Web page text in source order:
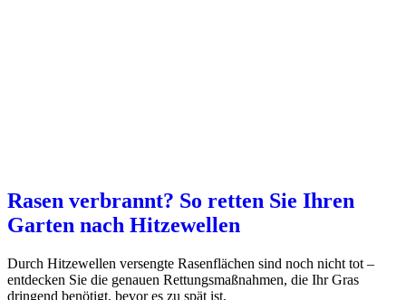
Rasen verbrannt? So retten Sie Ihren
Garten nach Hitzewellen
Durch Hitzewellen versengte Rasenflächen sind noch nicht tot –
entdecken Sie die genauen Rettungsmaßnahmen, die Ihr Gras
dringend benötigt, bevor es zu spät ist.